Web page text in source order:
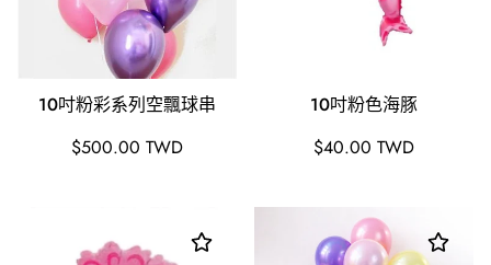
10吋粉彩系列空飄球串
原
$500.00 TWD
10吋粉色海豚
原
$40.00 TWD